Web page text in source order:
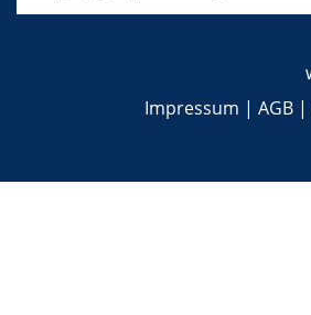
Impressum | AGB |